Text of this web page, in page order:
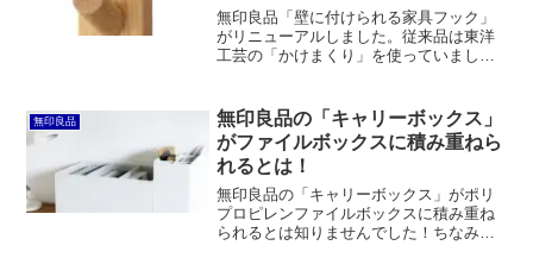
無印良品「壁に付けられる家具フック」
がリニューアルしました。従来品は東洋
工芸の「かけまくり」を使っていました
う3種類のアイテムも追加されています。
無印良品
無印良品の「キャリーボックス」
がファイルボックスに積み重ねら
れるとは！
無印良品の「キャリーボックス」がポリ
プロピレンファイルボックスに積み重ね
られるとは知りませんでした！ちなみに